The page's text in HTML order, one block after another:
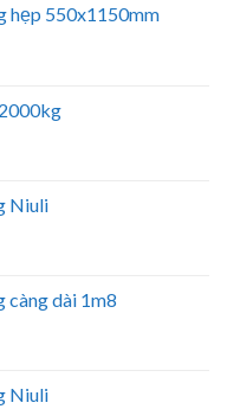
hẹp 550x1150mm
Niuli
càng dài 1m8
Niuli